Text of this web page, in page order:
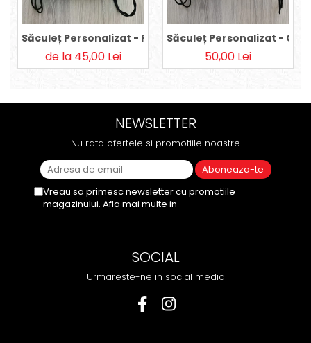
Săculeț Personalizat - Purple Fairies
de la 45,00 Lei
Săculeț Personalizat -
50,00 Lei
NEWSLETTER
Nu rata ofertele si promotiile noastre
Vreau sa primesc newsletter cu promotiile
magazinului. Afla mai multe in
SOCIAL
Urmareste-ne in social media